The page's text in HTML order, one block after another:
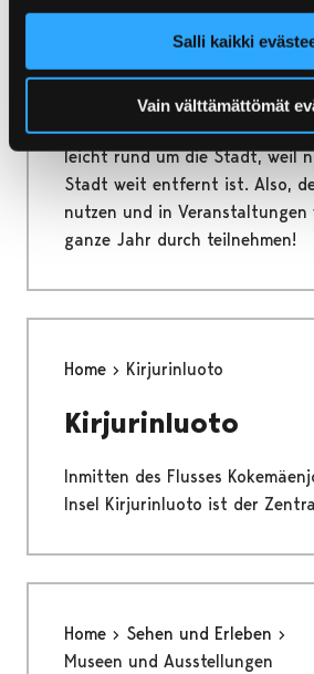
Salli kaikki
Vain välttämättömät
Die
Die Momente zu erinnern! Pori
hochrangigen Städter
Veranstaltungen. In Pori
leicht rund um die Stadt, weil
Stadt weit entfernt ist. Also,
nutzen und in Veranstaltungen
ganze Jahr durch teilnehmen!
Home Kirjurinluoto
Kirjurinluoto
Inmitten des Flusses
Insel Kirjurinluoto ist der
Home
Sehen und Erleben
Museen und Ausstellungen